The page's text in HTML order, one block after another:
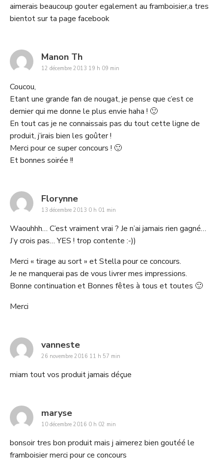
aimerais beaucoup gouter egalement au framboisier,a tres
bientot sur ta page facebook
Manon Thsays:
12 décembre 2013 19 h 09 min
Coucou,
Etant une grande fan de nougat, je pense que c’est ce
dernier qui me donne le plus envie haha ! 🙂
En tout cas je ne connaissais pas du tout cette ligne de
produit, j’irais bien les goûter !
Merci pour ce super concours ! 🙂
Et bonnes soirée !!
Florynnesays:
13 décembre 2013 0 h 01 min
Waouhhh… C’est vraiment vrai ? Je n’ai jamais rien gagné…
J’y crois pas… YES ! trop contente :-))
Merci « tirage au sort » et Stella pour ce concours.
Je ne manquerai pas de vous livrer mes impressions.
Bonne continuation et Bonnes fêtes à tous et toutes 🙂
Merci
vannestesays:
26 novembre 2016 11 h 57 min
miam tout vos produit jamais déçue
marysesays:
10 décembre 2016 0 h 02 min
bonsoir tres bon produit mais j aimerez bien goutéé le
framboisier merci pour ce concours